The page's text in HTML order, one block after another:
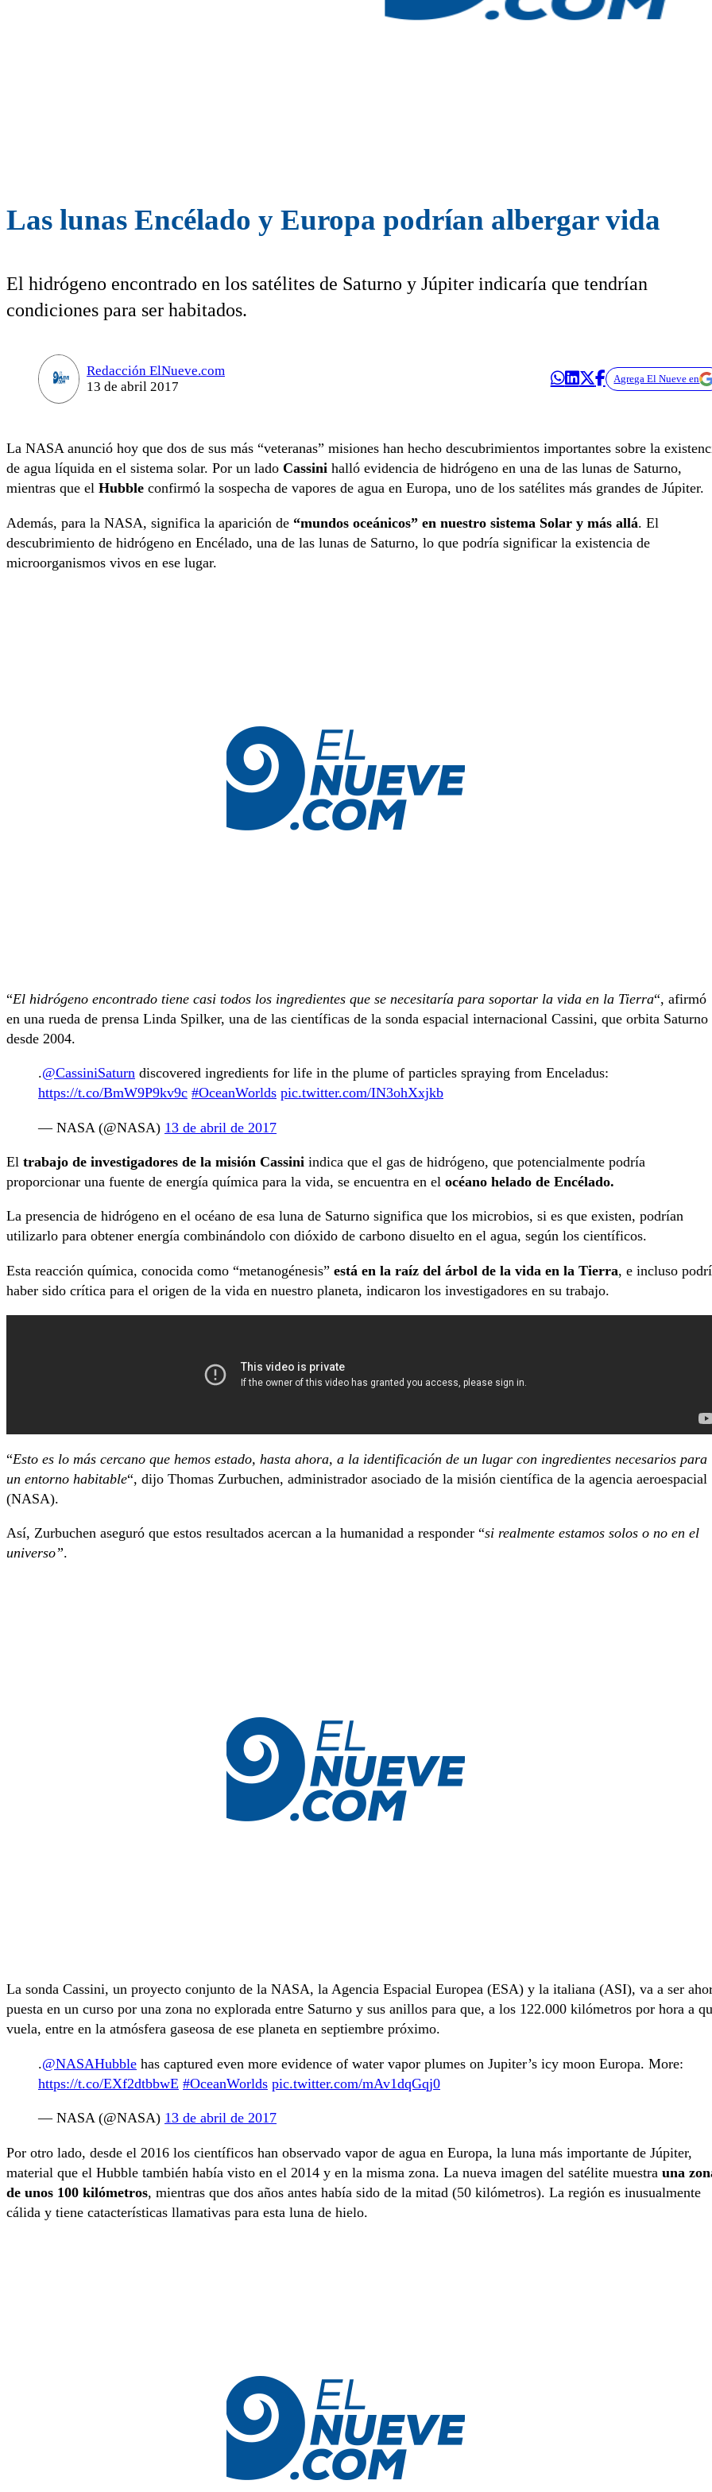
Las lunas Encélado y Europa podrían albergar vida
El hidrógeno encontrado en los satélites de Saturno y Júpiter indicaría que tendrían
condiciones para ser habitados.
Redacción ElNueve.com
13 de abril 2017
Agrega El Nueve en
La NASA anunció hoy que dos de sus más “veteranas” misiones han hecho descubrimientos importantes sobre la
de agua líquida en el sistema solar. Por un lado Cassini halló evidencia de hidrógeno en una de las lunas de Saturno,
mientras que el Hubble confirmó la sospecha de vapores de agua en Europa, uno de los satélites más grandes de Júpiter.
Además, para la NASA, significa la aparición de “mundos oceánicos” en nuestro sistema Solar y más allá. El
descubrimiento de hidrógeno en Encélado, una de las lunas de Saturno, lo que podría significar la existencia de
microorganismos vivos en ese lugar.
“El hidrógeno encontrado tiene casi todos los ingredientes que se necesitaría para soportar la vida en la Tierra“, afirmó
en una rueda de prensa Linda Spilker, una de las científicas de la sonda espacial internacional Cassini, que orbita Saturno
desde 2004.
.@CassiniSaturn discovered ingredients for life in the plume of particles spraying from Enceladus:
https://t.co/BmW9P9kv9c #OceanWorlds pic.twitter.com/IN3ohXxjkb
— NASA (@NASA) 13 de abril de 2017
El trabajo de investigadores de la misión Cassini indica que el gas de hidrógeno, que potencialmente podría
proporcionar una fuente de energía química para la vida, se encuentra en el océano helado de Encélado.
La presencia de hidrógeno en el océano de esa luna de Saturno significa que los microbios, si es que existen, podrían
utilizarlo para obtener energía combinándolo con dióxido de carbono disuelto en el agua, según los científicos.
Esta reacción química, conocida como “metanogénesis” está en la raíz del árbol de la vida en la Tierra, e incluso
haber sido crítica para el origen de la vida en nuestro planeta, indicaron los investigadores en su trabajo.
“Esto es lo más cercano que hemos estado, hasta ahora, a la identificación de un lugar con ingredientes necesarios para
un entorno habitable“, dijo Thomas Zurbuchen, administrador asociado de la misión científica de la agencia aeroespacial
(NASA).
Así, Zurbuchen aseguró que estos resultados acercan a la humanidad a responder “si realmente estamos solos o no en el
universo”.
La sonda Cassini, un proyecto conjunto de la NASA, la Agencia Espacial Europea (ESA) y la italiana (ASI), va a ser
puesta en un curso por una zona no explorada entre Saturno y sus anillos para que, a los 122.000 kilómetros por hora a
vuela, entre en la atmósfera gaseosa de ese planeta en septiembre próximo.
.@NASAHubble has captured even more evidence of water vapor plumes on Jupiter’s icy moon Europa. More:
https://t.co/EXf2dtbbwE #OceanWorlds pic.twitter.com/mAv1dqGqj0
— NASA (@NASA) 13 de abril de 2017
Por otro lado, desde el 2016 los científicos han observado vapor de agua en Europa, la luna más importante de Júpiter,
material que el Hubble también había visto en el 2014 y en la misma zona. La nueva imagen del satélite muestra una
de unos 100 kilómetros, mientras que dos años antes había sido de la mitad (50 kilómetros). La región es inusualmente
cálida y tiene catacterísticas llamativas para esta luna de hielo.